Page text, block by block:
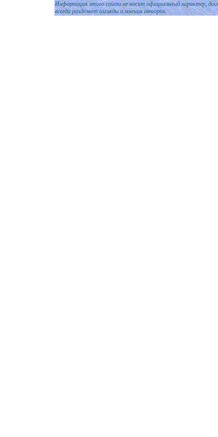
Информация этого сайта не носит официальный характер,
всегда разделяет взгляды и мнения авторов.